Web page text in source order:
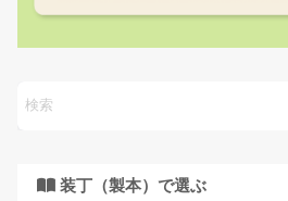
装丁（製本）で選ぶ